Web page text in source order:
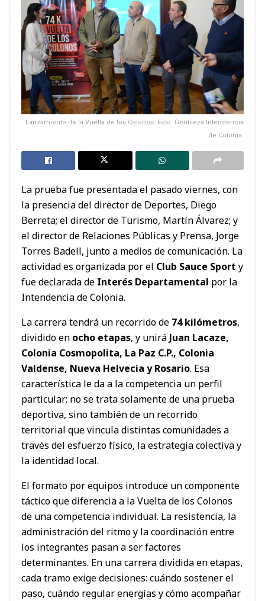
Lanzamiento de la Vuelta de los Colonos. Foto: Gentileza Intendencia
de Colonia.
La prueba fue presentada el pasado viernes, con
la presencia del director de Deportes, Diego
Berreta; el director de Turismo, Martín Álvarez; y
el director de Relaciones Públicas y Prensa, Jorge
Torres Badell, junto a medios de comunicación. La
actividad es organizada por el Club Sauce Sport y
fue declarada de Interés Departamental por la
Intendencia de Colonia.
La carrera tendrá un recorrido de 74 kilómetros,
dividido en ocho etapas, y unirá Juan Lacaze,
Colonia Cosmopolita, La Paz C.P., Colonia
Valdense, Nueva Helvecia y Rosario. Esa
característica le da a la competencia un perfil
particular: no se trata solamente de una prueba
deportiva, sino también de un recorrido
territorial que vincula distintas comunidades a
través del esfuerzo físico, la estrategia colectiva y
la identidad local.
El formato por equipos introduce un componente
táctico que diferencia a la Vuelta de los Colonos
de una competencia individual. La resistencia, la
administración del ritmo y la coordinación entre
los integrantes pasan a ser factores
determinantes. En una carrera dividida en etapas,
cada tramo exige decisiones: cuándo sostener el
paso, cuándo regular energías y cómo acompañar